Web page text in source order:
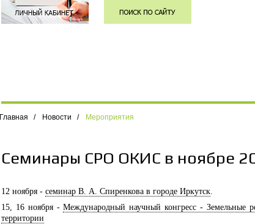
Главная / Новости / Мероприятия
Семинары СРО ОКИС в ноябре
12 ноября -семинар В. А. Спиренкова в городе Иркутск.
15, 16 ноября -Международный научный конгресс - Земельные
территории